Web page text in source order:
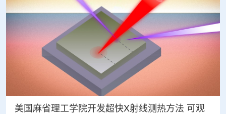
美国麻省理工学院开发超快X射线测热方法 可观